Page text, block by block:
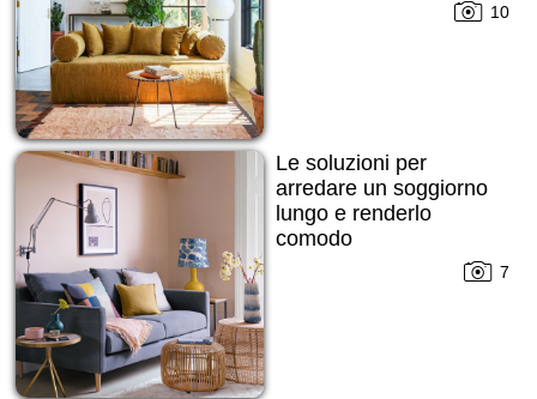
10
Le soluzioni per
arredare un soggiorno
lungo e renderlo
comodo
7